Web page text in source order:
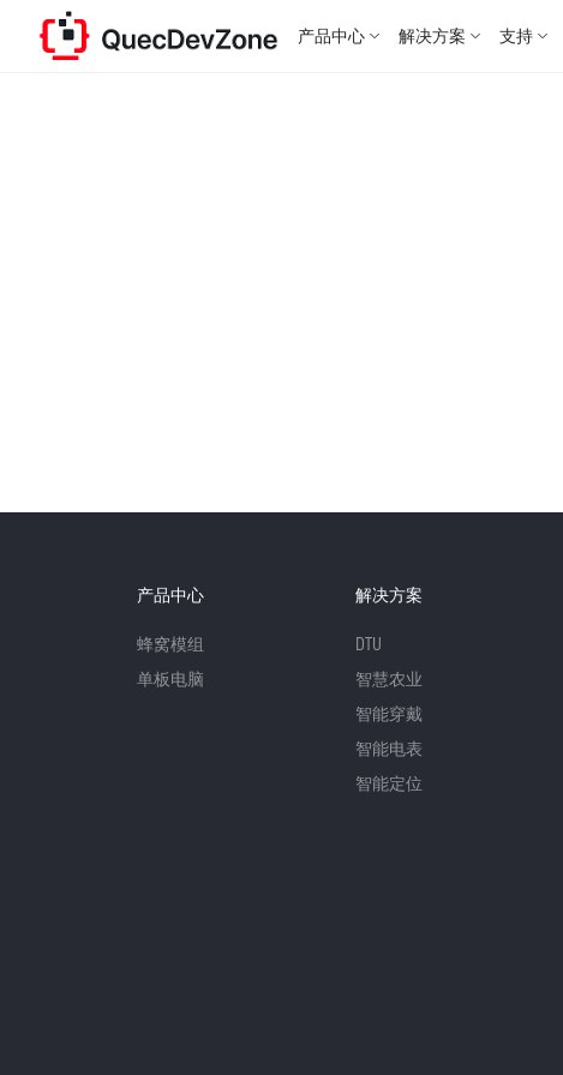
产品中心 解决方案 支持
产品中心
蜂窝模组
单板电脑
解决方案
DTU
智慧农业
智能穿戴
智能电表
智能定位